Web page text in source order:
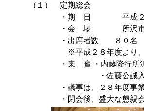
（１） 定期総会
・期 日 平成２９年５
・会 場 所沢市 ベル
・出席者数 ８０名
※平成２８年度より、総会
・来 賓 ・内藤隆行所沢市教
・佐藤公誠入間地区小学
・議事は、２８年度事業報告
・閉会後、盛大な懇親会を